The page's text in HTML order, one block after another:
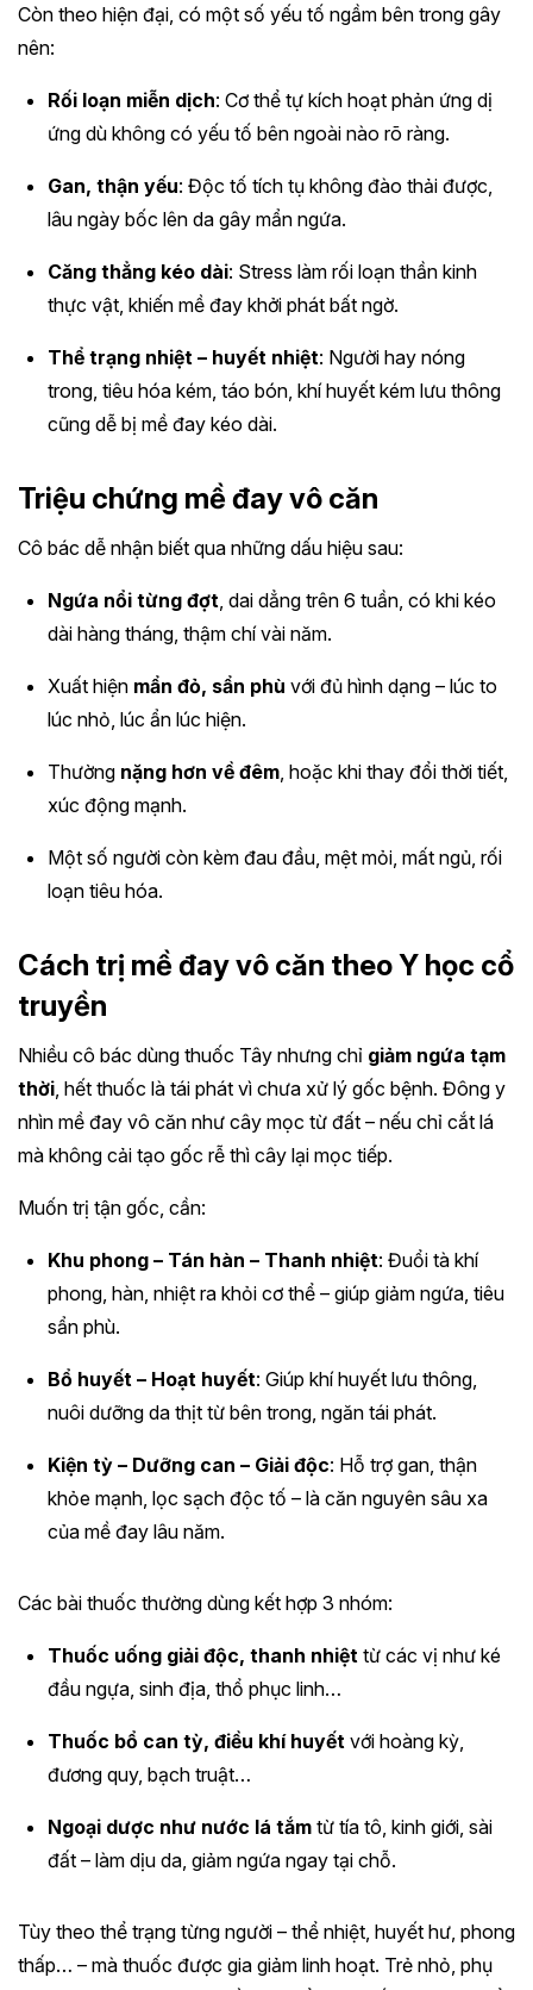
Còn theo hiện đại, có một số yếu tố ngầm bên trong gây
nên:
Rối loạn miễn dịch: Cơ thể tự kích hoạt phản ứng dị
ứng dù không có yếu tố bên ngoài nào rõ ràng.
Gan, thận yếu: Độc tố tích tụ không đào thải được,
lâu ngày bốc lên da gây mẩn ngứa.
Căng thẳng kéo dài: Stress làm rối loạn thần kinh
thực vật, khiến mề đay khởi phát bất ngờ.
Thể trạng nhiệt – huyết nhiệt: Người hay nóng
trong, tiêu hóa kém, táo bón, khí huyết kém lưu thông
cũng dễ bị mề đay kéo dài.
Triệu chứng mề đay vô căn
Cô bác dễ nhận biết qua những dấu hiệu sau:
Ngứa nổi từng đợt , dai dẳng trên 6 tuần, có khi kéo
dài hàng tháng, thậm chí vài năm.
Xuất hiện mẩn đỏ, sẩn phù với đủ hình dạng – lúc to
lúc nhỏ, lúc ẩn lúc hiện.
Thường nặng hơn về đêm , hoặc khi thay đổi thời tiết,
xúc động mạnh.
Một số người còn kèm đau đầu, mệt mỏi, mất ngủ, rối
loạn tiêu hóa.
Cách trị mề đay vô căn theo Y học cổ
truyền
Nhiều cô bác dùng thuốc Tây nhưng chỉ giảm ngứa tạm
thời , hết thuốc là tái phát vì chưa xử lý gốc bệnh. Đông y
nhìn mề đay vô căn như cây mọc từ đất – nếu chỉ cắt lá
mà không cải tạo gốc rễ thì cây lại mọc tiếp.
Muốn trị tận gốc, cần:
Khu phong – Tán hàn – Thanh nhiệt: Đuổi tà khí
phong, hàn, nhiệt ra khỏi cơ thể – giúp giảm ngứa, tiêu
sẩn phù.
Bổ huyết – Hoạt huyết: Giúp khí huyết lưu thông,
nuôi dưỡng da thịt từ bên trong, ngăn tái phát.
Kiện tỳ – Dưỡng can – Giải độc: Hỗ trợ gan, thận
khỏe mạnh, lọc sạch độc tố – là căn nguyên sâu xa
của mề đay lâu năm.
Các bài thuốc thường dùng kết hợp 3 nhóm:
Thuốc uống giải độc, thanh nhiệt từ các vị như ké
đầu ngựa, sinh địa, thổ phục linh…
Thuốc bổ can tỳ, điều khí huyết với hoàng kỳ,
đương quy, bạch truật…
Ngoại dược như nước lá tắm từ tía tô, kinh giới, sài
đất – làm dịu da, giảm ngứa ngay tại chỗ.
Tùy theo thể trạng từng người – thể nhiệt, huyết hư, phong
thấp… – mà thuốc được gia giảm linh hoạt. Trẻ nhỏ, phụ